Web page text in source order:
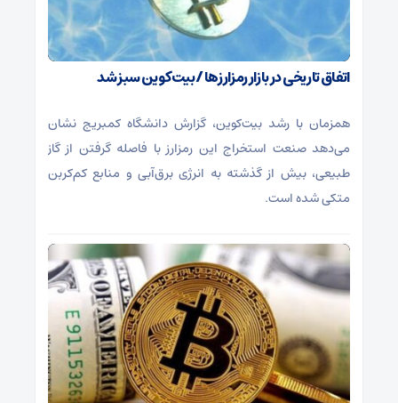
اتفاق تاریخی در بازار رمزارزها / بیت‌کوین سبز شد
همزمان با رشد بیت‌کوین، گزارش دانشگاه کمبریج نشان
می‌دهد صنعت استخراج این رمزارز با فاصله گرفتن از گاز
طبیعی، بیش از گذشته به انرژی برق‌آبی و منابع کم‌کربن
متکی شده است.